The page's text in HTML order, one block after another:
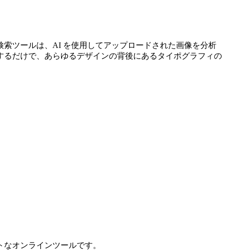
ツールは、AI を使用してアップロードされた画像を分析
だけで、あらゆるデザインの背後にあるタイポグラフィの
オンラインツールです。